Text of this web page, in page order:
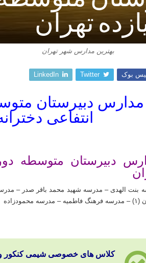
بهترین مدارس شهر تهران
بوک Twitter
LinkedIn
مدارس دبیرستان
انتفاعی دخترانه
بنت الهدی – مدرسه شهید محمد باقر صدر –
محمودزاده
کلاس های خصوصی شیمی کنکور و